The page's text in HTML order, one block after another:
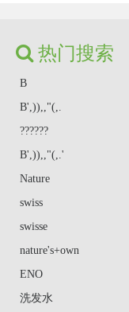
热门搜索
B
B',)),,"(,.
??????
B',)),,"(,.'
Nature
swiss
swisse
nature's+own
ENO
洗发水